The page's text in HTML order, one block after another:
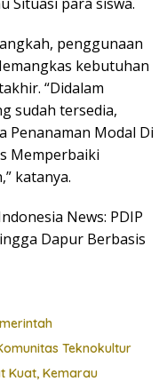
penggunaan
kebutuhan
“Didalam
sudah tersedia,
Penanaman Modal Di
Memperbaiki
katanya.
News: PDIP
Dapur Berbasis
Teknokultur
Kuat, Kemarau